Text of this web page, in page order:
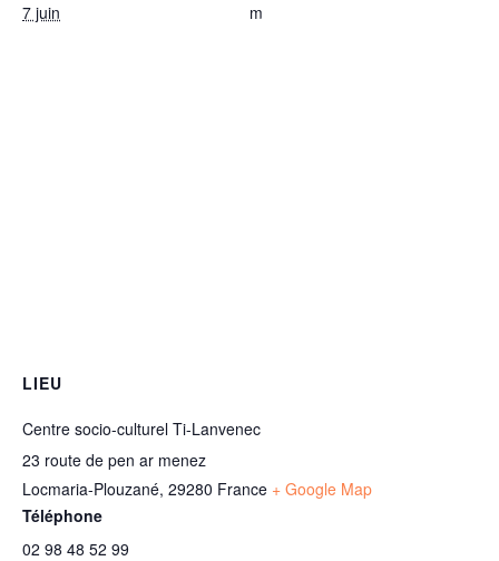
7 juin
m
LIEU
Centre socio-culturel Ti-Lanvenec
23 route de pen ar menez
Locmaria-Plouzané, 29280 France + Google Map
Téléphone
02 98 48 52 99